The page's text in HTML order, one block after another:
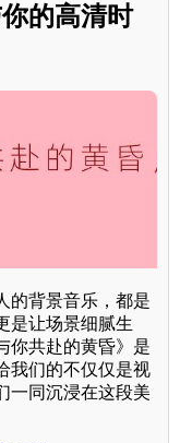
的高清时
的背景音乐，都是
是让场景细腻生
你共赴的黄昏》是
我们的不仅仅是视
一同沉浸在这段美